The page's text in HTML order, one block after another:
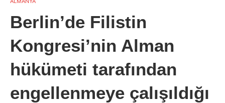
Berlin’de Filistin
Kongresi’nin Alman
hükümeti tarafından
engellenmeye çalışıldığı